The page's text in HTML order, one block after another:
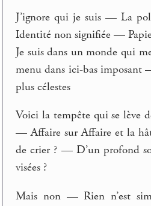
J’ignore qui je suis — La
Identité non signifiée —
Je suis dans un monde qui
menu dans ici-bas imposant
plus célestes
Voici la tempête qui se lève
— Affaire sur Affaire et la
de crier ? — D’un profond
visées ?
Mais non — Rien n’est